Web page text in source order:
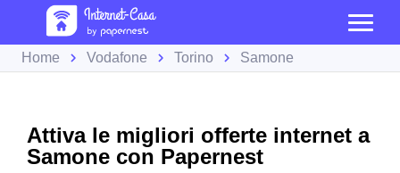
Home Vodafone Torino Samone